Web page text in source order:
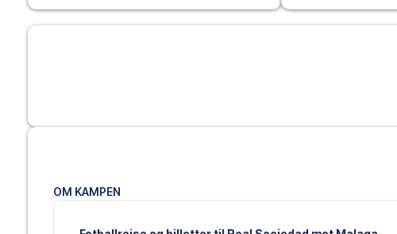
OM KAMPEN